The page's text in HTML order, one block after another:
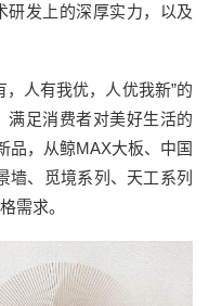
研发上的深厚实力，以及
人有我优，人优我新”的
满足消费者对美好生活的
品，从鲸MAX大板、中国
墙、觅境系列、天工系列
需求。